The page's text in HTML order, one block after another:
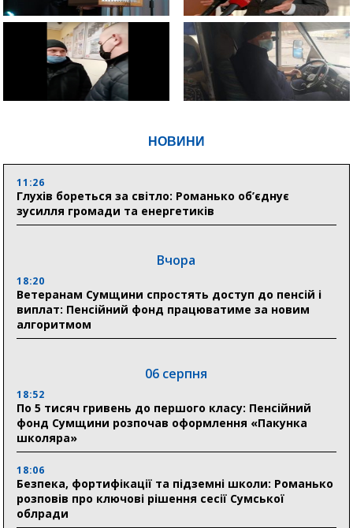
НОВИНИ
11:26
Глухів бореться за світло: Романько об’єднує
зусилля громади та енергетиків
Вчора
18:20
Ветеранам Сумщини спростять доступ до пенсій і
виплат: Пенсійний фонд працюватиме за новим
алгоритмом
06 серпня
18:52
По 5 тисяч гривень до першого класу: Пенсійний
фонд Сумщини розпочав оформлення «Пакунка
школяра»
18:06
Безпека, фортифікації та підземні школи: Романько
розповів про ключові рішення сесії Сумської
облради